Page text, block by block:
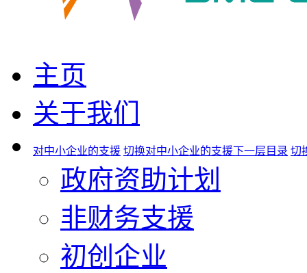
主页
关于我们
对中小企业的支援 切换对中小企业的支援下一层目录 切
政府资助计划
非财务支援
初创企业